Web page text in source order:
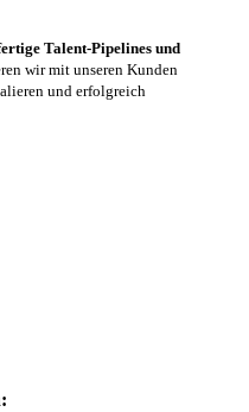
Talent-Pipelines und
wir mit unseren Kunden
und erfolgreich